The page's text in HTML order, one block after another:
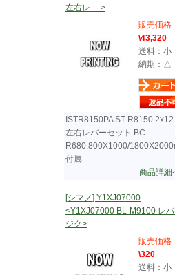
左右レ.....>
販売価格
\43,320
送料：小
納期：△
ISTR8150PA ST-R8150
左右レバーセット BC-
R680:800X1000/
付属
商品詳
[シマノ] Y1XJ07000
<Y1XJ07000 BL-M9100 レ
ジク>
販売価格
\320
送料：小